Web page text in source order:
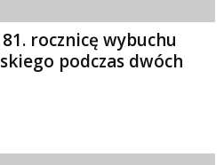
rocznicę wybuchu
podczas dwóch